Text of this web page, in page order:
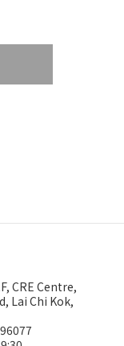
CRE Centre,
Lai Chi Kok,